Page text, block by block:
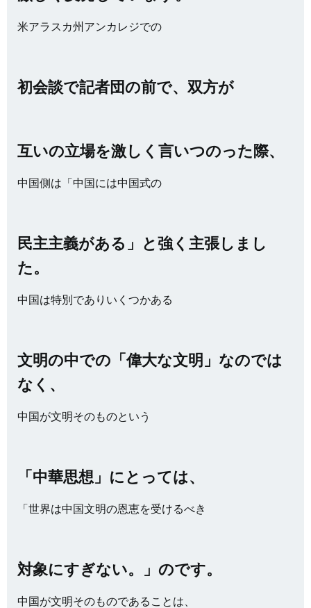
米アラスカ州アンカレジでの
初会談で記者団の前で、双方が
互いの立場を激しく言いつのった際、
中国側は「中国には中国式の
民主主義がある」と強く主張しまし
た。
中国は特別でありいくつかある
文明の中での「偉大な文明」なのでは
なく、
中国が文明そのものという
「中華思想」にとっては、
「世界は中国文明の恩恵を受けるべき
対象にすぎない。」のです。
中国が文明そのものであることは、